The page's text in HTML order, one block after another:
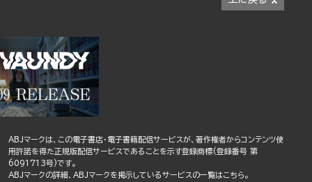
ABJマークは、この電子書店・電子書籍配信サービスが、著作権者からコンテンツ使
用許諾を得た正規版配信サービスであることを示す登録商標(登録番号 第
6091713号)です。
ABJマークの詳細、ABJマークを掲示しているサービスの一覧はこちら。